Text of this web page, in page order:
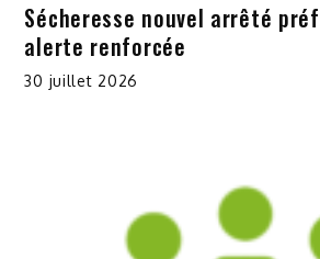
Sécheresse nouvel arrêté
alerte renforcée
30 juillet 2026